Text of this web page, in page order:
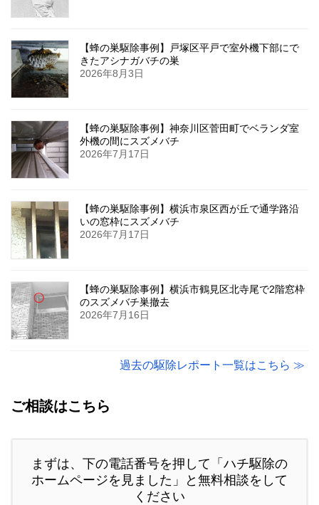
【蜂の巣駆除事例】戸塚区平戸で室外機下部にで
きたアシナガバチの巣
2026年8月3日
【蜂の巣駆除事例】神奈川区菅田町でベランダ室
外機の間にスズメバチ
2026年7月17日
【蜂の巣駆除事例】横浜市泉区西が丘で通学路沿
いの窓枠にスズメバチ
2026年7月17日
【蜂の巣駆除事例】横浜市鶴見区北寺尾で2階窓枠
のスズメバチ巣撤去
2026年7月16日
過去の駆除レポート一覧はこちら ≫
ご相談はこちら
まずは、下の電話番号を押して「ハチ駆除の
ホームページを見ました」と無料相談をして
ください